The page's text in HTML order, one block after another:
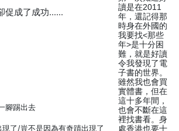
促成了成功……
腳踢出去
了/豈不是因為有奇蹟出現了
讀是在2011
年，還記得那
時身在外國的
我要找<那些
年>是十分困
難，就是好讀
令我發現了電
子書的世界。
雖然我也會買
實體書，但在
這十多年間，
也會不斷在這
裡找書看。身
處香港也要十